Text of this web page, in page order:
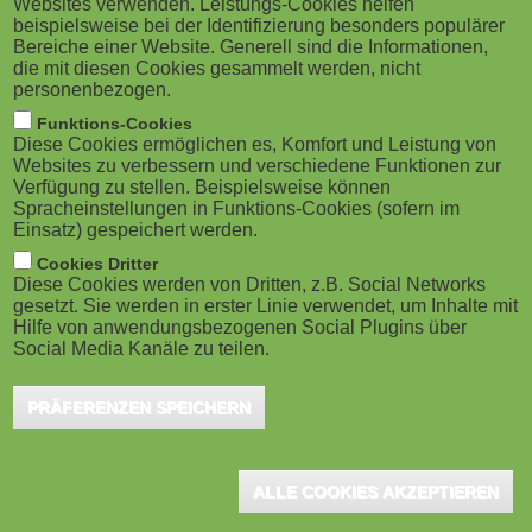
M
o
b
i
l
e
)
g
a
o
n
Hochschulverbund die aktuelle Auflage des
Ratgebers für Fernstudien 2023 herausgegeben. Er
steht als Gesamtbroschüre zum Download bereit.
Darüber hinaus gibt es zu jedem der drei Fachbereiche
Naturwissenschaften und Technik,
Sozialwissenschaften und Wirtschaftswissenschaften
eine Version, die hier ebenso heruntergeladen oder als
Printmedium angefordert werden kann.
Flexibles Fernstudium für Berufstätige
Die Broschüren richten sich an Studieninteressierte einer
Weiterbildung oder eines ersten Hochschulstudiums im flexiblen
zugeschnitten ist. Die Fernstudiengänge im zfh-
Hochschulverbund haben in den letzten beiden Jahren, auch
Websites verwenden. Leistungs-Cookies helfen
beispielsweise bei der Identifizierung besonders populärer
Bereiche einer Website. Generell sind die Informationen,
die mit diesen Cookies gesammelt werden, nicht
personenbezogen.
Funktions-Cookies
Diese Cookies ermöglichen es, Komfort und Leistung von
Websites zu verbessern und verschiedene Funktionen zur
Verfügung zu stellen. Beispielsweise können
Spracheinstellungen in Funktions-Cookies (sofern im
Einsatz) gespeichert werden.
Cookies Dritter
Diese Cookies werden von Dritten, z.B. Social Networks
gesetzt. Sie werden in erster Linie verwendet, um Inhalte mit
Hilfe von anwendungsbezogenen Social Plugins über
Social Media Kanäle zu teilen.
PRÄFERENZEN SPEICHERN
ALLE COOKIES AKZEPTIEREN